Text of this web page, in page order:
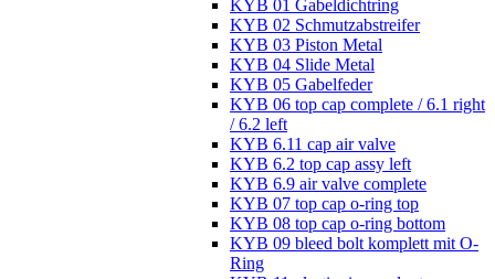
KYB 01 Gabeldichtring
KYB 02 Schmutzabstreifer
KYB 03 Piston Metal
KYB 04 Slide Metal
KYB 05 Gabelfeder
KYB 06 top cap complete / 6.1 right
/ 6.2 left
KYB 6.11 cap air valve
KYB 6.2 top cap assy left
KYB 6.9 air valve complete
KYB 07 top cap o-ring top
KYB 08 top cap o-ring bottom
KYB 09 bleed bolt komplett mit O-
Ring